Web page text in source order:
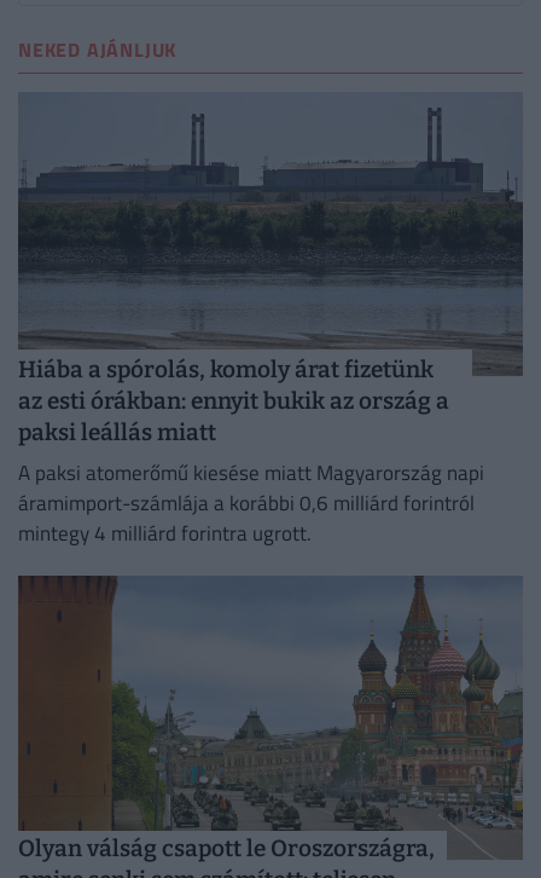
NEKED AJÁNLJUK
Hiába a spórolás, komoly árat fizetünk
az esti órákban: ennyit bukik az ország a
paksi leállás miatt
A paksi atomerőmű kiesése miatt Magyarország napi
áramimport-számlája a korábbi 0,6 milliárd forintról
mintegy 4 milliárd forintra ugrott.
Olyan válság csapott le Oroszországra,